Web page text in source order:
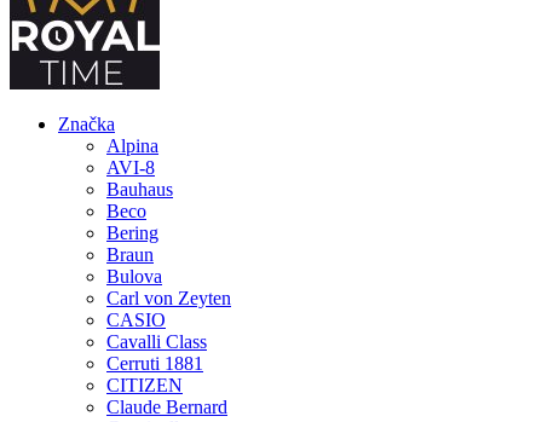
Značka
Alpina
AVI-8
Bauhaus
Beco
Bering
Braun
Bulova
Carl von Zeyten
CASIO
Cavalli Class
Cerruti 1881
CITIZEN
Claude Bernard